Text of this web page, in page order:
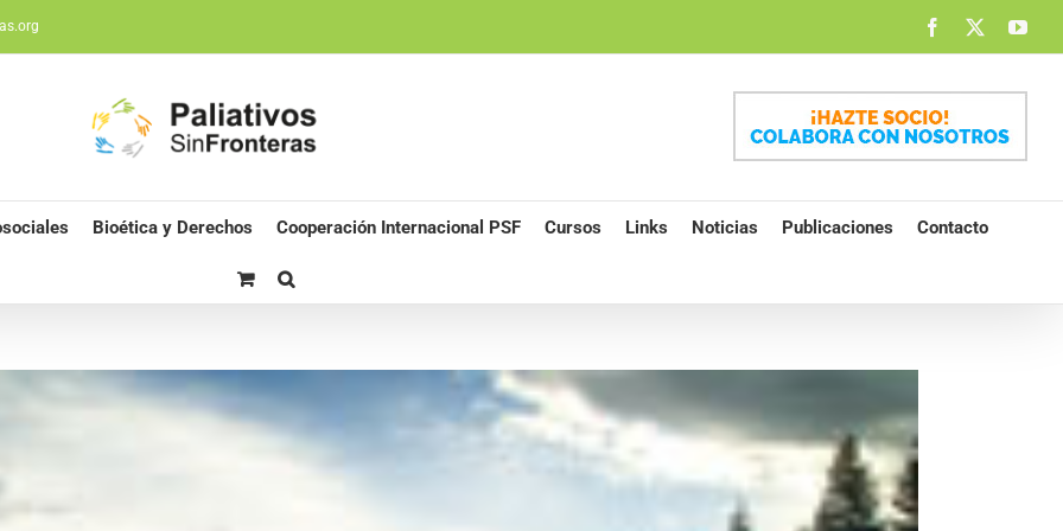
Facebook
Bioética y Derechos Cooperación Internacional PSF Cursos Links Noticias Publicaciones Contacto